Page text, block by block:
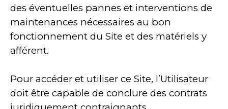
des éventuelles pannes et interventions de
maintenances nécessaires au bon
fonctionnement du Site et des matériels y
afférent.
Pour accéder et utiliser ce Site, l’Utilisateur
doit être capable de conclure des contrats